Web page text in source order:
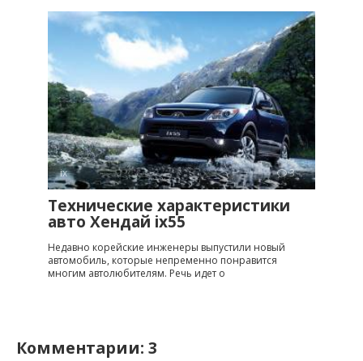
ix 3
Технические характеристики
авто Хендай ix55
Недавно корейские инженеры выпустили новый
автомобиль, которые непременно понравится
многим автолюбителям. Речь идет о
Комментарии: 3